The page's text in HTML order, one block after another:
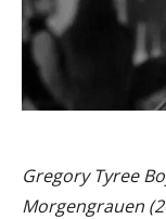
Gregory Tyree
Morgengrauen